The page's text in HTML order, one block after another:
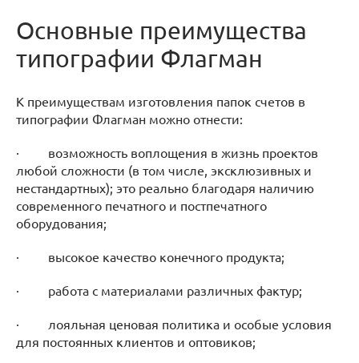
Основные преимущества
типографии Флагман
К преимуществам изготовления папок счетов в
типографии Флагман можно отнести:
· возможность воплощения в жизнь проектов
любой сложности (в том числе, эксклюзивных и
нестандартных); это реально благодаря наличию
современного печатного и постпечатного
оборудования;
· высокое качество конечного продукта;
· работа с материалами различных фактур;
· лояльная ценовая политика и особые условия
для постоянных клиентов и оптовиков;